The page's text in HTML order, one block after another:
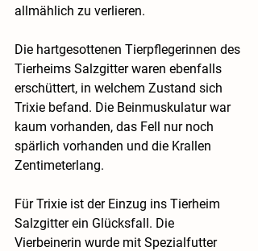
allmählich zu verlieren.
Die hartgesottenen Tierpflegerinnen des
Tierheims Salzgitter waren ebenfalls
erschüttert, in welchem Zustand sich
Trixie befand. Die Beinmuskulatur war
kaum vorhanden, das Fell nur noch
spärlich vorhanden und die Krallen
Zentimeterlang.
Für Trixie ist der Einzug ins Tierheim
Salzgitter ein Glücksfall. Die
Vierbeinerin wurde mit Spezialfutter